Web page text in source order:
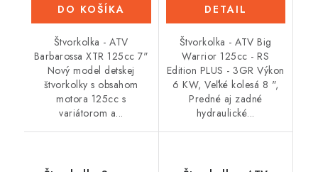
DO KOŠÍKA
Štvorkolka - ATV
Barbarossa XTR 125cc 7"
Nový model detskej
štvorkolky s obsahom
motora 125cc s
variátorom a...
DETAIL
Štvorkolka - ATV Big
Warrior 125cc - RS
Edition PLUS - 3GR Výkon
6 KW, Veľké kolesá 8 ",
Predné aj zadné
hydraulické...